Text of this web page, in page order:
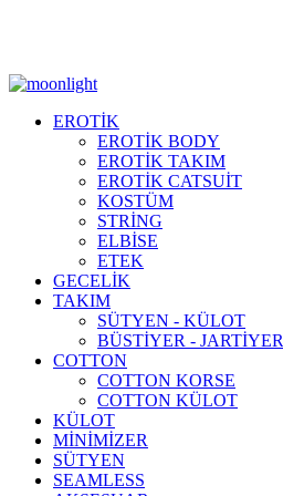
EROTİK
EROTİK BODY
EROTİK TAKIM
EROTİK CATSUİT
KOSTÜM
STRİNG
ELBİSE
ETEK
GECELİK
TAKIM
SÜTYEN - KÜLOT
BÜSTİYER - JARTİYER
COTTON
COTTON KORSE
COTTON KÜLOT
KÜLOT
MİNİMİZER
SÜTYEN
SEAMLESS